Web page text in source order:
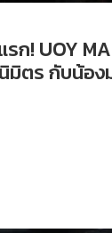
รก! UOY
มิตร กับน้อง